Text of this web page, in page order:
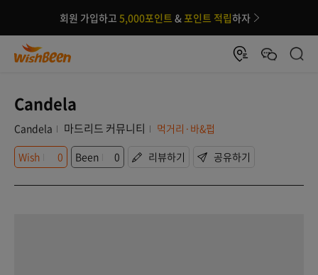
회원 가입하고 5,000포인트 &포인트 적립하자
Candela
Candela 마드리드 커뮤니티
먹거리·바&펍
Wish
0 Been 0 리뷰하기 공유하기